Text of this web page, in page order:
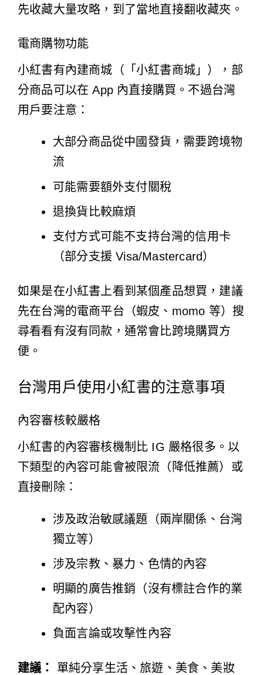
先收藏大量攻略，到了當地直接翻收藏夾。
電商購物功能
小紅書有內建商城（「小紅書商城」），部
分商品可以在 App 內直接購買。不過台灣
用戶要注意：
大部分商品從中國發貨，需要跨境物
流
可能需要額外支付關稅
退換貨比較麻煩
支付方式可能不支持台灣的信用卡
（部分支援 Visa/Mastercard）
如果是在小紅書上看到某個產品想買，建議
先在台灣的電商平台（蝦皮、momo 等）搜
尋看看有沒有同款，通常會比跨境購買方
便。
台灣用戶使用小紅書的注意事項
內容審核較嚴格
小紅書的內容審核機制比 IG 嚴格很多。以
下類型的內容可能會被限流（降低推薦）或
直接刪除：
涉及政治敏感議題（兩岸關係、台灣
獨立等）
涉及宗教、暴力、色情的內容
明顯的廣告推銷（沒有標註合作的業
配內容）
負面言論或攻擊性內容
建議：
單純分享生活、旅遊、美食、美妝